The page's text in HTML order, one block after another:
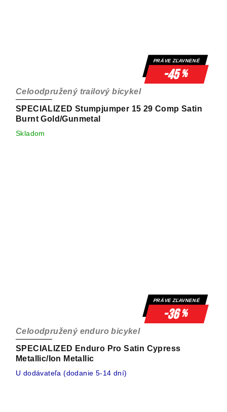
PRÁVE ZĽAVNENÉ
-45%
SPECIALIZED Stumpjumper 15 29 Comp Satin
Burnt Gold/Gunmetal
Celoodpružený trailový bicykel
Skladom
PRÁVE ZĽAVNENÉ
-36%
SPECIALIZED Enduro Pro Satin Cypress
Metallic/Ion Metallic
Celoodpružený enduro bicykel
U dodávateľa (dodanie 5-14 dní)